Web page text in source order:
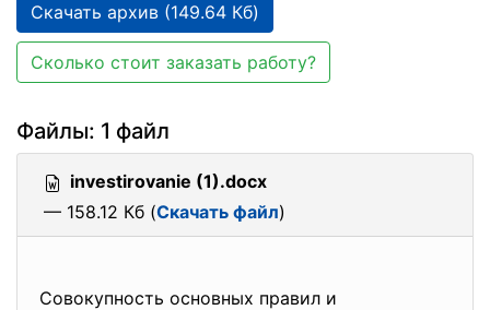
Скачать архив (149.64 Кб)
Сколько стоит заказать работу?
Файлы: 1 файл
investirovanie (1).docx
— 158.12 Кб (Скачать файл)
Совокупность основных правил и